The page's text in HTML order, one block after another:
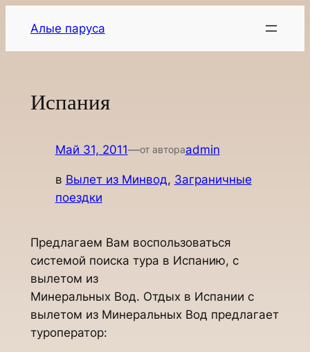
содержимому
Алые паруса
Испания
Май 31, 2011—от автораadmin
в Вылет из Минвод, Заграничные
поездки
Предлагаем Вам воспользоваться
системой поиска тура в Испанию, с
вылетом из
Минеральных Вод. Отдых в Испании с
вылетом из Минеральных Вод предлагает
туроператор: